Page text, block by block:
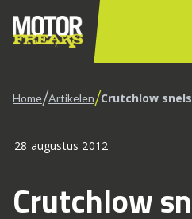
Home/Artikelen/Crutchlow
28 augustus 2012
Crutchlow